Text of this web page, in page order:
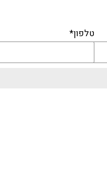
טלפון*